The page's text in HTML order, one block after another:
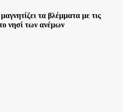
τα βλέμματα με τις
νησί των ανέμων